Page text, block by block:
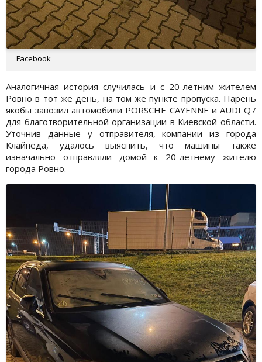
Facebook
Аналогичная история случилась и с 20-летним жителем
Ровно в тот же день, на том же пункте пропуска. Парень
якобы завозил автомобили PORSCHE CAYENNE и AUDI Q7
для благотворительной организации в Киевской области.
Уточнив данные у отправителя, компании из города
Клайпеда, удалось выяснить, что машины также
изначально отправляли домой к 20-летнему жителю
города Ровно.